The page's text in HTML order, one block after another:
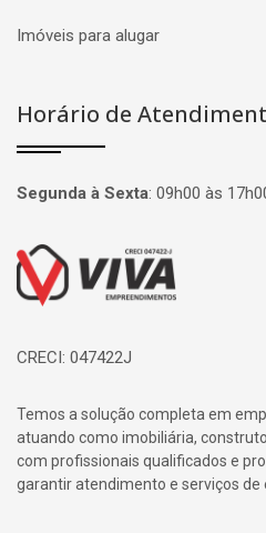
Imóveis para alugar
Horário de
Segunda à Sexta: 09h00 às
Página inicial
CRECI: 047422J
Temos a solução completa em
atuando como imobiliária,
com profissionais qualificados e
garantir atendimento e serviços de